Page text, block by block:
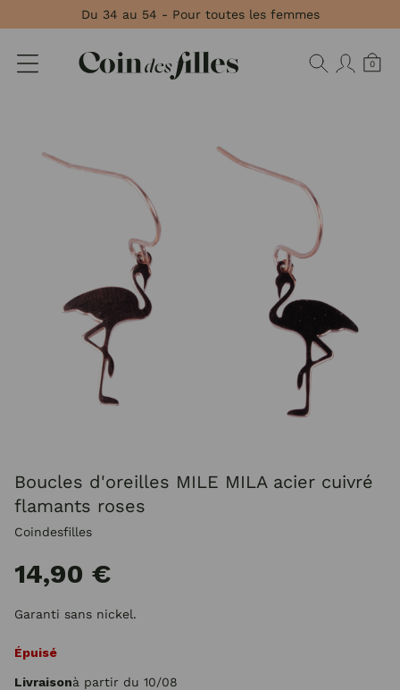
Du 34 au 54 - Pour toutes les femmes
0
Boucles d'oreilles MILE MILA acier cuivré
flamants roses
Coindesfilles
14,90 €
Garanti sans nickel.
Épuisé
Livraisonà partir du 10/08
Panneau de gestion des cookies